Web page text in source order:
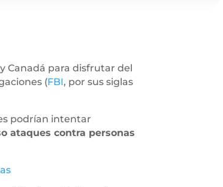
Canadá para disfrutar del
(FBI, por sus siglas
podrían intentar
ataques contra personas